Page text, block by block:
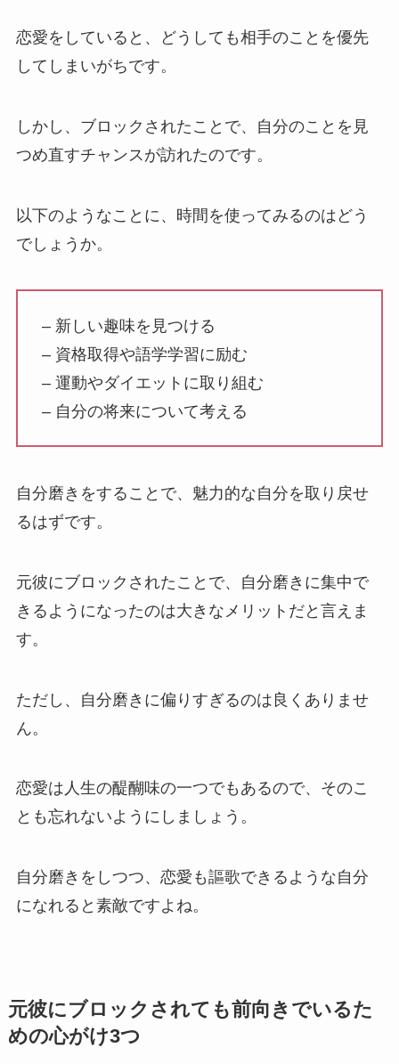
恋愛をしていると、どうしても相手のことを優先
してしまいがちです。
しかし、ブロックされたことで、自分のことを見
つめ直すチャンスが訪れたのです。
以下のようなことに、時間を使ってみるのはどう
でしょうか。
– 新しい趣味を見つける
– 資格取得や語学学習に励む
– 運動やダイエットに取り組む
– 自分の将来について考える
自分磨きをすることで、魅力的な自分を取り戻せ
るはずです。
元彼にブロックされたことで、自分磨きに集中で
きるようになったのは大きなメリットだと言えま
す。
ただし、自分磨きに偏りすぎるのは良くありませ
ん。
恋愛は人生の醍醐味の一つでもあるので、そのこ
とも忘れないようにしましょう。
自分磨きをしつつ、恋愛も謳歌できるような自分
になれると素敵ですよね。
元彼にブロックされても前向きでいるた
めの心がけ3つ